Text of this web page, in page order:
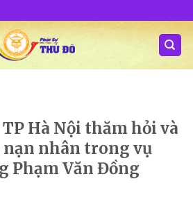
TP Hà Nội thăm hỏi và
nạn nhân trong vụ
Phạm Văn Đồng